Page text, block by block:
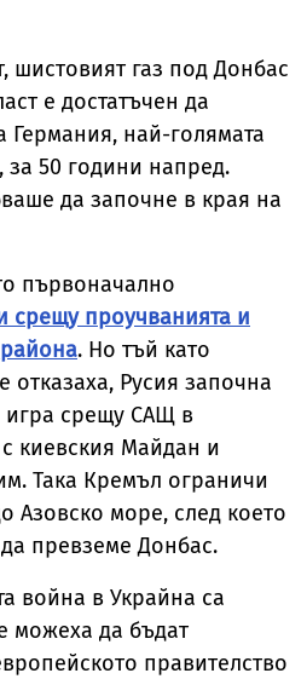
шистовият газ под Донбас
е достатъчен да
Германия, най-голямата
50 години напред.
да започне в края на
първоначално
срещу проучванията и
. Но тъй като
отказаха, Русия започна
игра срещу САЩ в
киевския Майдан и
Така Кремъл ограничи
Азовско море, след което
превземе Донбас.
война в Украйна са
можеха да бъдат
правителство